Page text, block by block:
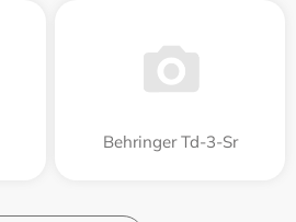
Behringer Td-3-Sr